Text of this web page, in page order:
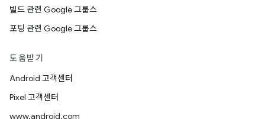
빌드 관련 Google 그룹스
포팅 관련 Google 그룹스
도움받기
Android 고객센터
Pixel 고객센터
www.android.com